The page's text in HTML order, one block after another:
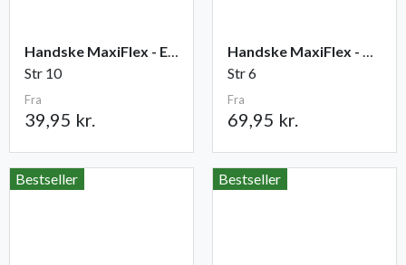
Handske MaxiFlex - Elite
Str 10
Fra
39,95 kr.
Handske MaxiFlex - Cut
Str 6
Fra
69,95 kr.
Bestseller Bestseller